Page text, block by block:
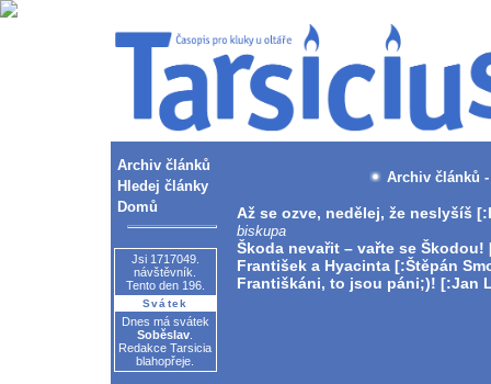
Archiv článků
Hledej články
Domů
Jsi 1717049.
návštěvník.
Tento den 196.
Svátek
Dnes má svátek
Soběslav
Redakce Tarsicia
blahopřeje.
Archiv článků
Až se ozve, nedělej, že neslyšíš
biskupa
Škoda nevařit – vařte se Škodou!
František a Hyacinta[:Štěpán
Františkáni, to jsou páni;)! [:Jan